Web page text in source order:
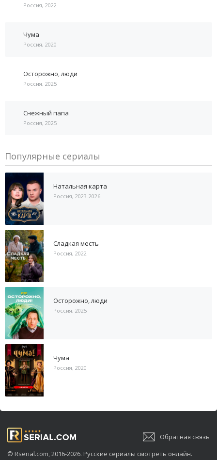
Россия, 2022
Чума
Россия, 2020
Осторожно, люди
Россия, 2025
Снежный папа
Россия, 2025
Популярные сериалы
Натальная карта
Россия, 2023-2026
Сладкая месть
Россия, 2022
Осторожно, люди
Россия, 2025
Чума
Россия, 2020
© Rserial.com, 2016-2026. Русские сериалы смотреть онлайн.
Обратная связь